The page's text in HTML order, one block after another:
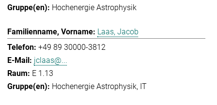
Hochenergie Astrophysik
Laas, Jacob
+49 89 30000-3812
jclaas@...
E 1.13
Hochenergie Astrophysik IT